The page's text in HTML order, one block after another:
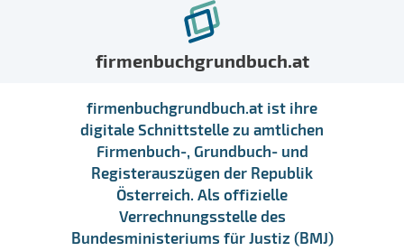
firmenbuchgrundbuch.at
firmenbuchgrundbuch.at ist ihre
digitale Schnittstelle zu amtlichen
Firmenbuch-, Grundbuch- und
Registerauszügen der Republik
Österreich. Als offizielle
Verrechnungsstelle des
Bundesministeriums für Justiz (BMJ)